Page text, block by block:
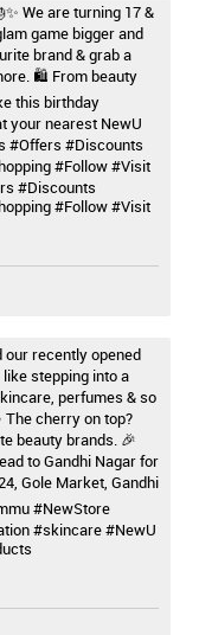
We are turning 17 &
game bigger and
brand & grab a
🛍️ From beauty
this birthday
your nearest NewU
#Offers #Discounts
#Follow #Visit
#Discounts
#Follow#Visit
our recently opened
stepping into a
perfumes & so
The cherry on top?
beauty brands. 🎉
to Gandhi Nagar for
Gole Market, Gandhi
#NewStore
#skincare#NewU